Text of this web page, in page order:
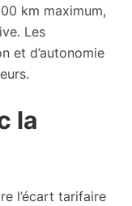
km maximum,
Les
et d’autonomie
la
l’écart tarifaire